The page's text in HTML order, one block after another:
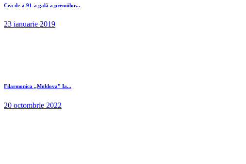
Cea de-a 91-a gală a premiilor...
23 ianuarie 2019
Filarmonica „Moldova” Ia...
20 octombrie 2022